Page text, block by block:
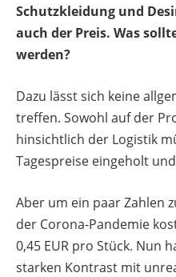
Schutzkleidung und
auch der Preis. Was
werden?
Dazu lässt sich keine
treffen. Sowohl auf der
hinsichtlich der Logistik
Tagespreise eingeholt
Aber um ein paar Zahlen
der Corona-Pandemie
0,45 EUR pro Stück. Nun
starken Kontrast mit